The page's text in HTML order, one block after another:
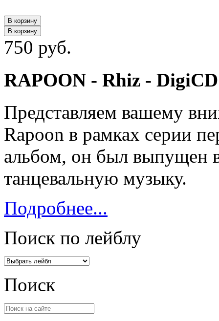
В корзину
В корзину
750 руб.
RAPOON - Rhiz - DigiCD
Представляем вашему
Rapoon в рамках серии
альбом, он был выпущен
танцевальную музыку.
Подробнее...
Поиск по лейблу
Поиск